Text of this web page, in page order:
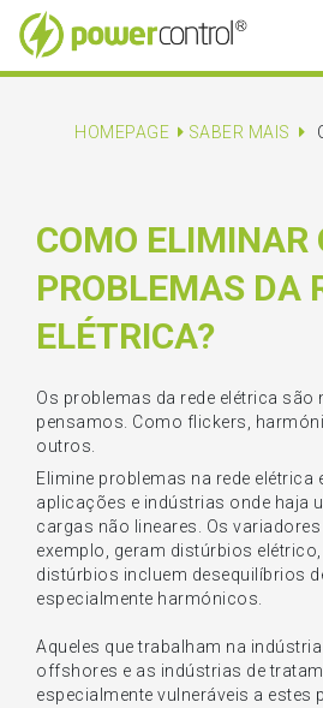
HOMEPAGE SABER MAIS
COMO ELIMINAR
PROBLEMAS DA
ELÉTRICA?
Os problemas da rede elétrica
pensamos. Como flickers,
outros.
Elimine problemas na rede elétrica
aplicações e indústrias onde haja
cargas não lineares. Os
exemplo, geram distúrbios
distúrbios incluem desequilíbrios
especialmente harmónicos.
Aqueles que trabalham na
offshores e as indústrias de
especialmente vulneráveis a estes